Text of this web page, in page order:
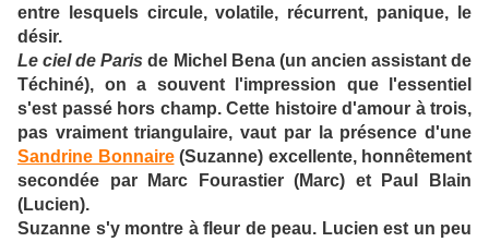
entre lesquels circule, volatile, récurrent, panique, le
désir.
Le ciel de Paris de Michel Bena (un ancien assistant de
Téchiné), on a souvent l'impression que l'essentiel
s'est passé hors champ. Cette histoire d'amour à trois,
pas vraiment triangulaire, vaut par la présence d'une
Sandrine Bonnaire (Suzanne) excellente, honnêtement
secondée par Marc Fourastier (Marc) et Paul Blain
(Lucien).
Suzanne s'y montre à fleur de peau. Lucien est un peu